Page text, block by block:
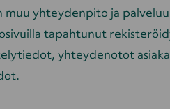
muu yhteydenpito ja
tapahtunut
yhteydenotot